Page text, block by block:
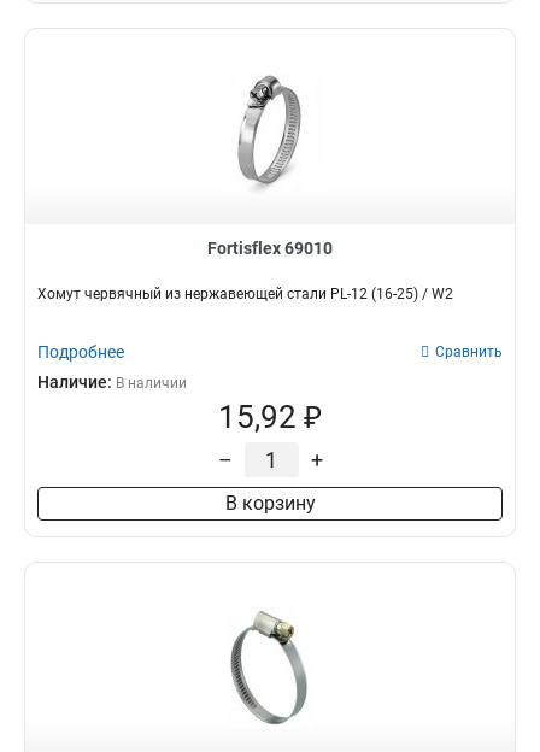
Fortisflex 69010
Хомут червячный из нержавеющей стали PL-12 (16-25) / W2
Подробнее Сравнить
Наличие: В наличии
15,92 ₽
– +
В корзину